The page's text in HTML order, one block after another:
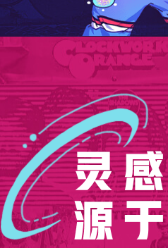
灵感闪现源于这里
海量音乐库，留住你的每一个灵感